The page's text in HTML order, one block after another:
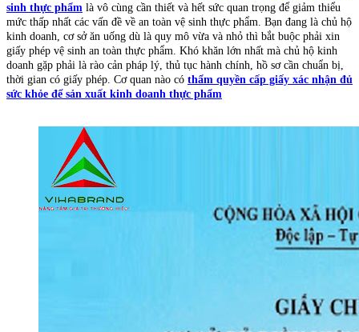
sinh thực phẩm là vô cùng cần thiết và hết sức quan trọng để giảm thiểu
mức thấp nhất các vấn đề về an toàn vệ sinh thực phẩm. Bạn đang là chủ hộ
kinh doanh, cơ sở ăn uống dù là quy mô vừa và nhỏ thì bắt buộc phải xin
giấy phép vệ sinh an toàn thực phẩm. Khó khăn lớn nhất mà chủ hộ kinh
doanh gặp phải là rào cản pháp lý, thủ tục hành chính, hồ sơ cần chuẩn bị,
thời gian có giấy phép. Cơ quan nào có thẩm quyền cấp giấy xác nhận đủ
sức khỏe để sản xuất kinh doanh thực phẩm